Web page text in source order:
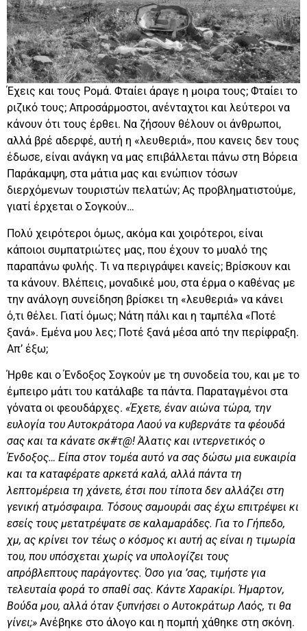
Έχεις και τους Ρομά. Φταίει άραγε η μοιρα τους; Φταίει το
ριζικό τους; Απροσάρμοστοι, ανένταχτοι και λεύτεροι να
κάνουν ότι τους έρθει. Να ζήσουν θέλουν οι άνθρωποι,
αλλά βρέ αδερφέ, αυτή η «λευθεριά», που κανεις δεν τους
έδωσε, είναι ανάγκη να μας επιβάλλεται πάνω στη Βόρεια
Παράκαμψη, στα μάτια μας και ενώπιον τόσων
διερχόμενων τουριστών πελατών; Ας προβληματιστούμε,
γιατί έρχεται ο Σογκούν…
Πολύ χειρότεροι όμως, ακόμα και χοιρότεροι, είναι
κάποιοι συμπατριώτες μας, που έχουν το μυαλό της
παραπάνω φυλής. Τι να περιγράψει κανείς; Βρίσκουν και
τα κάνουν. Βλέπεις, μοναδικέ μου, στα έρμα ο καθένας με
την ανάλογη συνείδηση βρίσκει τη «λευθεριά» να κάνει
ό,τι θέλει. Γιατί όμως; Νάτη πάλι και η ταμπέλα «Ποτέ
ξανά». Εμένα μου λες; Ποτέ ξανά μέσα από την περίφραξη.
Απ’ έξω;
Ήρθε και ο Ένδοξος Σογκούν με τη συνοδεία του, και με το
έμπειρο μάτι του κατάλαβε τα πάντα. Παραταγμένοι στα
γόνατα οι φεουδάρχες. «Έχετε, έναν αιώνα τώρα, την
ευλογία του Αυτοκράτορα Λαού να κυβερνάτε τα φέουδά
σας και τα κάνατε σκ#τ@! Άλατις και ιντερνετικός ο
Ένδοξος… Είπα στον τομέα αυτό να σας δώσω μια ευκαιρία
και τα καταφέρατε αρκετά καλά, αλλά πάντα τη
λεπτομέρεια τη χάνετε, έτσι που τίποτα δεν αλλάζει στη
γενική ατμόσφαιρα. Τόσους σαμουράι σας έχω επιτρέψει κι
εσείς τους μετατρέψατε σε καλαμαράδες. Για το Γήπεδο,
χμ, ας κρίνει τον τέως ο κόσμος κι αυτή ας είναι η τιμωρία
του, που υπόσχεται χωρίς να υπολογίζει τους
απρόβλεπτους παράγοντες. Όσο για ’σας, τιμήστε για
τελευταία φορά το σπαθί σας. Κάντε Χαρακίρι. Ήμαρτον,
Βούδα μου, αλλά όταν ξυπνήσει ο Αυτοκράτωρ Λαός, τι θα
γίνει;» Ανέβηκε στο άλογο και η πομπή χάθηκε στη σκόνη.